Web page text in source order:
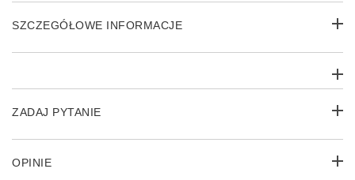
SZCZEGÓŁOWE INFORMACJE
ZADAJ PYTANIE
OPINIE